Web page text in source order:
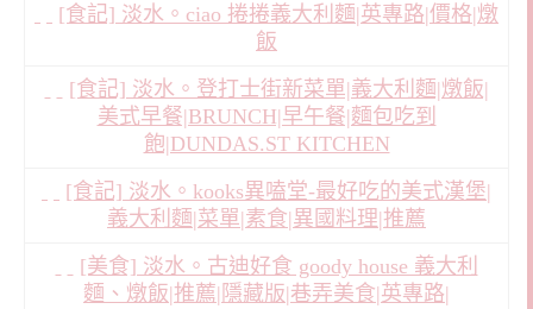
[食記] 淡水。ciao 捲捲義大利麵|英專路|價格|燉
飯
[食記] 淡水。登打士街新菜單|義大利麵|燉飯|
美式早餐|BRUNCH|早午餐|麵包吃到
飽|DUNDAS.ST KITCHEN
[食記] 淡水。kooks異嗑堂-最好吃的美式漢堡|
義大利麵|菜單|素食|異國料理|推薦
[美食] 淡水。古迪好食 goody house 義大利
麵、燉飯|推薦|隱藏版|巷弄美食|英專路|